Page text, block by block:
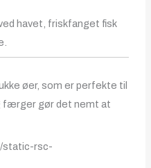
havet, friskfanget fisk
øer, som er perfekte til
færger gør det nemt at